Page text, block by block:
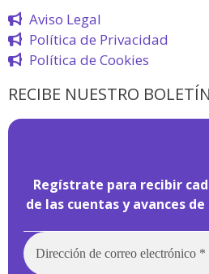
Aviso Legal
Política de Privacidad
Política de Cookies
RECIBE NUESTRO BOLETÍN
Regístrate para recibir
de las cuentas y avances